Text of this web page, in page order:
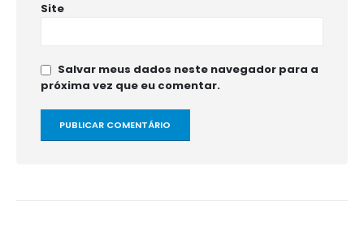
Site
Salvar meus dados neste navegador para a
próxima vez que eu comentar.